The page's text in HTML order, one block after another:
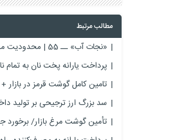
مطالب مرتبط
«نجات آب» ــ 55 | محدودیت محصولات پرآب‌بر صادراتی
پرداخت یارانه پخت نان به تمام
تامین کامل گوشت قرمز در بازار
سد بزرگ ارز ترجیحی بر تولید
تأمین گوشت مرغ بازار/ برخورد